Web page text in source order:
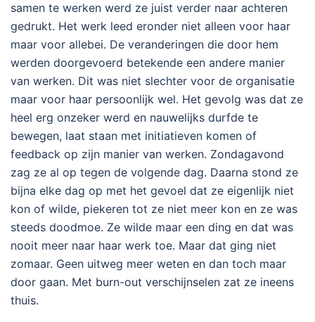
samen te werken werd ze juist verder naar achteren
gedrukt. Het werk leed eronder niet alleen voor haar
maar voor allebei. De veranderingen die door hem
werden doorgevoerd betekende een andere manier
van werken. Dit was niet slechter voor de organisatie
maar voor haar persoonlijk wel. Het gevolg was dat ze
heel erg onzeker werd en nauwelijks durfde te
bewegen, laat staan met initiatieven komen of
feedback op zijn manier van werken. Zondagavond
zag ze al op tegen de volgende dag. Daarna stond ze
bijna elke dag op met het gevoel dat ze eigenlijk niet
kon of wilde, piekeren tot ze niet meer kon en ze was
steeds doodmoe. Ze wilde maar een ding en dat was
nooit meer naar haar werk toe. Maar dat ging niet
zomaar. Geen uitweg meer weten en dan toch maar
door gaan. Met burn-out verschijnselen zat ze ineens
thuis.